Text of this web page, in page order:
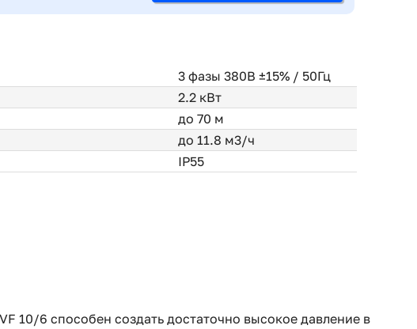
3 фазы 380В ±15% / 50Гц
2.2 кВт
до 70 м
до 11.8 м3/ч
IP55
10/6 способен создать достаточно высокое давление в